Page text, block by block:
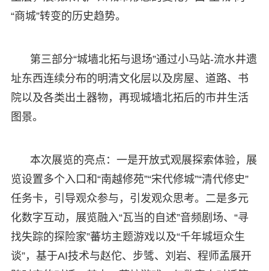
“商城”转变的历史趋势。
第三部分“城墙北拓与退场”通过小马站-流水井遗
址东西连续分布的明清文化层以及房屋、道路、书
院以及各类出土器物，再现城墙北拓后的市井生活
图景。
本次展览的亮点：一是开放式观展探索体验，展
览设置多个入口和“南越修苑”“宋代修城”“清代修史”
任务卡，引导观众参与，引发观众思考。二是多元
化数字互动，展览融入“瓦当的自述”音频剧场、“寻
找失踪的探险家”蕃坊主题游戏以及“千年城垣众生
谈”，基于AI技术与赵佗、步骘、刘岩、程师孟展开